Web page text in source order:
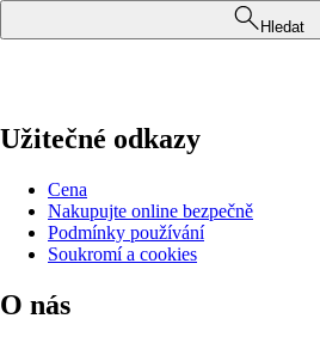
Hledat
Užitečné odkazy
Cena
Nakupujte online bezpečně
Podmínky používání
Soukromí a cookies
O nás